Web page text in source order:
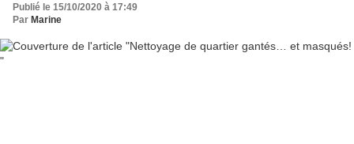
Publié le 15/10/2020 à 17:49
Par Marine